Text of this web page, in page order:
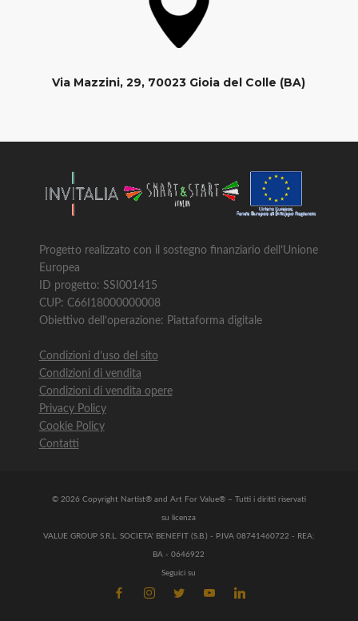
Via Mazzini, 29, 70023 Gioia del Colle (BA)
Progetto realizzato con il sostegno finanziario dell’Unione
Europea
ID progetto: SSI001415
CUP: C66I18000000008
Obiettivo dell’operazione: Piattaforma digitale
Condizioni d’uso del sito
Condizioni di vendita
Condizioni di vendita opere
Privacy Policy
Cookie Policy
Contatti
© 2026 Copyright Nartist® and Art For Value® – Tutti i diritti riservati
su licenza
VALUE GROUP S.R.L. SOCIETA' BENEFIT (S.B.) - P.IVA 08741460722 - REA:
BA - 0646922
Seguici su